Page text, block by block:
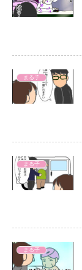
まる子
まる子
まる子